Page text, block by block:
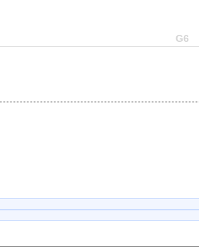
G6